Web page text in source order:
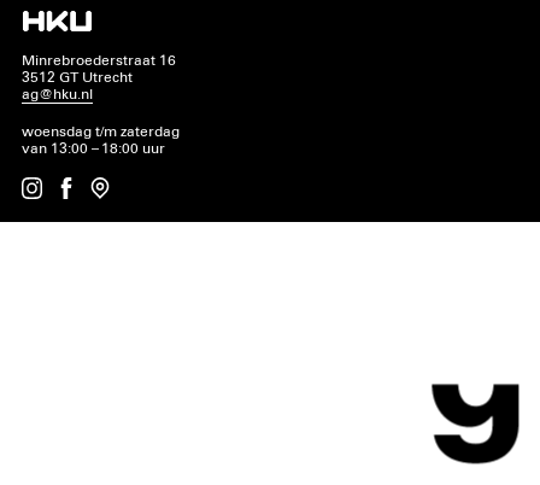
Minrebroederstraat 16
3512 GT Utrecht
ag@hku.nl
woensdag t/m zaterdag
van 13:00 – 18:00 uur